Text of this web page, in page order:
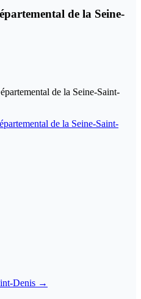
de la Seine-
de la Seine-Saint-
de la Seine-Saint-
Denis →